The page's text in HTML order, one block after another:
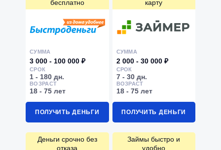
бесплатно
СУММА
3 000 - 100 000 ₽
СРОК
1 - 180 дн.
ВОЗРАСТ
18 - 75 лет
ПОЛУЧИТЬ ДЕНЬГИ
карту
СУММА
2 000 - 30 000 ₽
СРОК
7 - 30 дн.
ВОЗРАСТ
18 - 75 лет
ПОЛУЧИТЬ ДЕНЬГИ
Деньги срочно без
отказа
Займы быстро и
удобно